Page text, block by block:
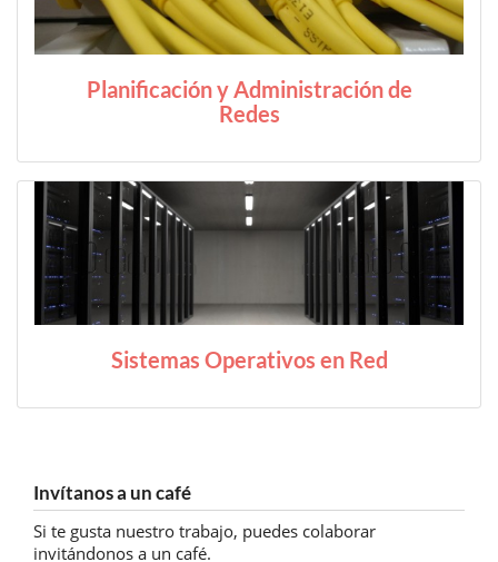
Planificación y Administración de
Redes
Sistemas Operativos en Red
Invítanos a un café
Si te gusta nuestro trabajo, puedes colaborar
invitándonos a un café.